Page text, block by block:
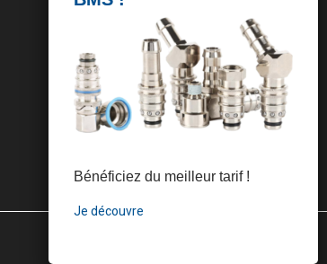
Bénéficiez du meilleur tarif !
Je découvre